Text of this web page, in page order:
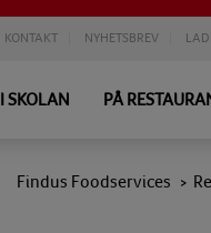
KONTAKT NYHETSBREV
I SKOLAN PÅ
Findus Foodservices >